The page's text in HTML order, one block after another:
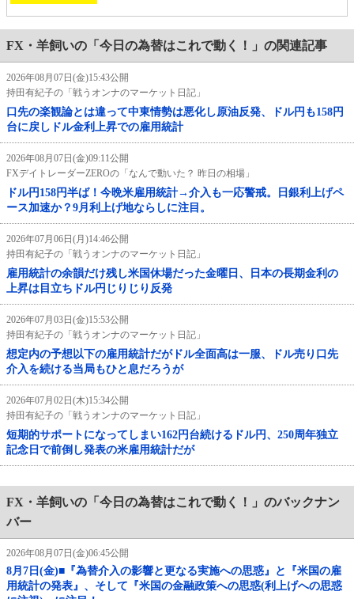
FX・羊飼いの「今日の為替はこれで動く！」の関連記事
2026年08月07日(金)15:43公開
持田有紀子の「戦うオンナのマーケット日記」
口先の楽観論とは違って中東情勢は悪化し原油反発、ドル円も158円
台に戻しドル金利上昇での雇用統計
2026年08月07日(金)09:11公開
FXデイトレーダーZEROの「なんで動いた？ 昨日の相場」
ドル円158円半ば！今晩米雇用統計→介入も一応警戒。日銀利上げペ
ース加速か？9月利上げ地ならしに注目。
2026年07月06日(月)14:46公開
持田有紀子の「戦うオンナのマーケット日記」
雇用統計の余韻だけ残し米国休場だった金曜日、日本の長期金利の
上昇は目立ちドル円じりじり反発
2026年07月03日(金)15:53公開
持田有紀子の「戦うオンナのマーケット日記」
想定内の予想以下の雇用統計だがドル全面高は一服、ドル売り口先
介入を続ける当局もひと息だろうが
2026年07月02日(木)15:34公開
持田有紀子の「戦うオンナのマーケット日記」
短期的サポートになってしまい162円台続けるドル円、250周年独立
記念日で前倒し発表の米雇用統計だが
FX・羊飼いの「今日の為替はこれで動く！」のバックナン
バー
2026年08月07日(金)06:45公開
8月7日(金)■『為替介入の影響と更なる実施への思惑』と『米国の雇
用統計の発表』、そして『米国の金融政策への思惑(利上げへの思惑